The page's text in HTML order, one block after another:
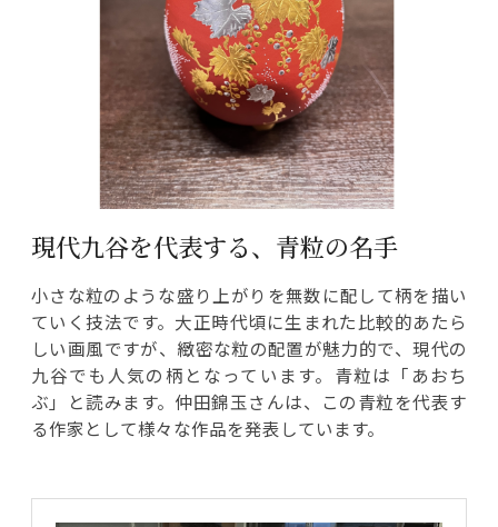
現代九谷を代表する、青粒の名手
小さな粒のような盛り上がりを無数に配して柄を描い
ていく技法です。大正時代頃に生まれた比較的あたら
しい画風ですが、緻密な粒の配置が魅力的で、現代の
九谷でも人気の柄となっています。青粒は「あおち
ぶ」と読みます。仲田錦玉さんは、この青粒を代表す
る作家として様々な作品を発表しています。